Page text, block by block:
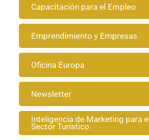
Capacitación para el Empleo
Emprendimiento y Empresas
Oficina Europa
Newsletter
Inteligencia de Marketing para el
Sector Turístico